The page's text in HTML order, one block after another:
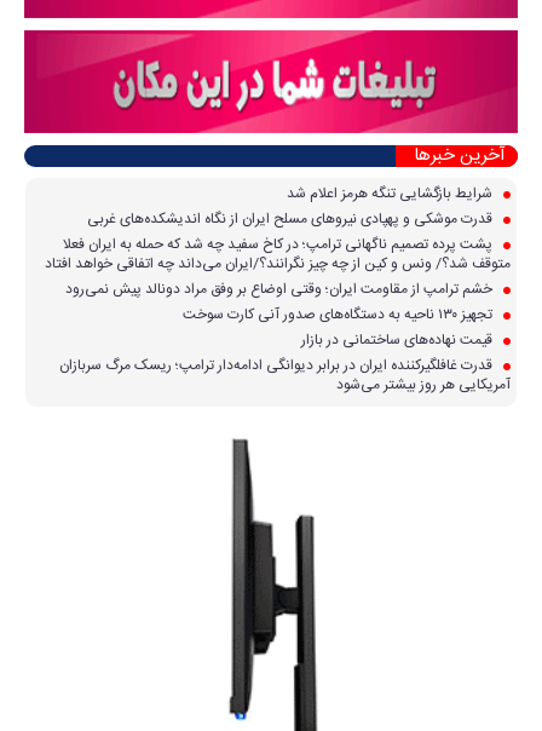
آخرین خبرها
شرایط بازگشایی تنگه هرمز اعلام شد
قدرت موشکی و پهپادی نیرو‌های مسلح ایران از نگاه اندیشکده‌های غربی
پشت پرده تصمیم ناگهانی ترامپ؛ در کاخ سفید چه شد که حمله به ایران فعلا
متوقف شد؟/ ونس و کین از چه چیز نگرانند؟/ایران می‌داند چه اتفاقی خواهد افتاد
خشم ترامپ از مقاومت ایران؛ وقتی اوضاع بر وفق مراد دونالد پیش نمی‌رود
تجهیز ۱۳۰ ناحیه به دستگاه‌های صدور آنی کارت سوخت
قیمت نهاده‌های ساختمانی در بازار
قدرت غافلگیرکننده ایران در برابر دیوانگی ادامه‌دار ترامپ؛ ریسک مرگ سربازان
آمریکایی هر روز بیشتر می‌شود